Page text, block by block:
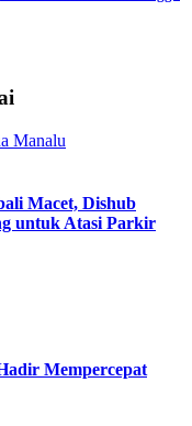
Macet, Dishub
untuk Atasi Parkir
Mempercepat